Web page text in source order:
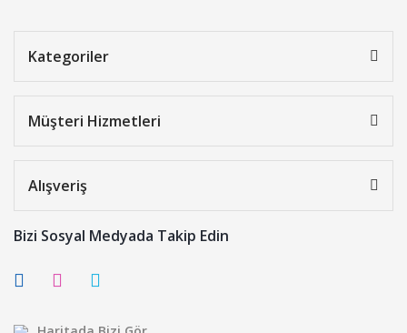
Kategoriler
Müşteri Hizmetleri
Alışveriş
Bizi Sosyal Medyada Takip Edin